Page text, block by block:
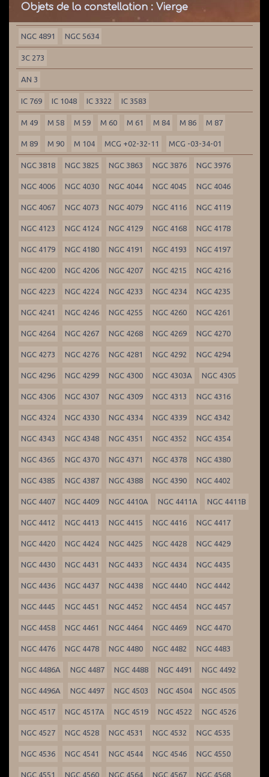
Objets de la constellation : Vierge
NGC 4891 NGC 5634
3C 273
AN 3
IC 769 IC 1048 IC 3322 IC 3583
M 49 M 58 M 59 M 60 M 61 M 84 M 86 M 87
M 89 M 90 M 104 MCG +02-32-11 MCG -03-34-01
NGC 3818 NGC 3825 NGC 3863 NGC 3876 NGC 3976
NGC 4006 NGC 4030 NGC 4044 NGC 4045 NGC 4046
NGC 4067 NGC 4073 NGC 4079 NGC 4116 NGC 4119
NGC 4123 NGC 4124 NGC 4129 NGC 4168 NGC 4178
NGC 4179 NGC 4180 NGC 4191 NGC 4193 NGC 4197
NGC 4200 NGC 4206 NGC 4207 NGC 4215 NGC 4216
NGC 4223 NGC 4224 NGC 4233 NGC 4234 NGC 4235
NGC 4241 NGC 4246 NGC 4255 NGC 4260 NGC 4261
NGC 4264 NGC 4267 NGC 4268 NGC 4269 NGC 4270
NGC 4273 NGC 4276 NGC 4281 NGC 4292 NGC 4294
NGC 4296 NGC 4299 NGC 4300 NGC 4303A NGC 4305
NGC 4306 NGC 4307 NGC 4309 NGC 4313 NGC 4316
NGC 4324 NGC 4330 NGC 4334 NGC 4339 NGC 4342
NGC 4343 NGC 4348 NGC 4351 NGC 4352 NGC 4354
NGC 4365 NGC 4370 NGC 4371 NGC 4378 NGC 4380
NGC 4385 NGC 4387 NGC 4388 NGC 4390 NGC 4402
NGC 4407 NGC 4409 NGC 4410A NGC 4411A NGC 4411B
NGC 4412 NGC 4413 NGC 4415 NGC 4416 NGC 4417
NGC 4420 NGC 4424 NGC 4425 NGC 4428 NGC 4429
NGC 4430 NGC 4431 NGC 4433 NGC 4434 NGC 4435
NGC 4436 NGC 4437 NGC 4438 NGC 4440 NGC 4442
NGC 4445 NGC 4451 NGC 4452 NGC 4454 NGC 4457
NGC 4458 NGC 4461 NGC 4464 NGC 4469 NGC 4470
NGC 4476 NGC 4478 NGC 4480 NGC 4482 NGC 4483
NGC 4486A NGC 4487 NGC 4488 NGC 4491 NGC 4492
NGC 4496A NGC 4497 NGC 4503 NGC 4504 NGC 4505
NGC 4517 NGC 4517A NGC 4519 NGC 4522 NGC 4526
NGC 4527 NGC 4528 NGC 4531 NGC 4532 NGC 4535
NGC 4536 NGC 4541 NGC 4544 NGC 4546 NGC 4550
NGC 4551 NGC 4560 NGC 4564 NGC 4567 NGC 4568